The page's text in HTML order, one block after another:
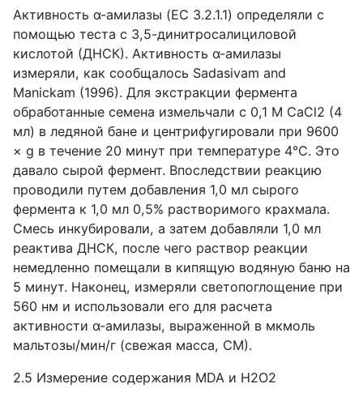
Активность α-амилазы (EC 3.2.1.1) определяли с
помощью теста с 3,5-динитросалициловой
кислотой (ДНСК). Активность α-амилазы
измеряли, как сообщалось Sadasivam and
Manickam (1996). Для экстракции фермента
обработанные семена измельчали с 0,1 M CaCl2 (4
мл) в ледяной бане и центрифугировали при 9600
× g в течение 20 минут при температуре 4°C. Это
давало сырой фермент. Впоследствии реакцию
проводили путем добавления 1,0 мл сырого
фермента к 1,0 мл 0,5% растворимого крахмала.
Смесь инкубировали, а затем добавляли 1,0 мл
реактива ДНСК, после чего раствор реакции
немедленно помещали в кипящую водяную баню на
5 минут. Наконец, измеряли светопоглощение при
560 нм и использовали его для расчета
активности α-амилазы, выраженной в мкмоль
мальтозы/мин/г (свежая масса, СМ).
2.5 Измерение содержания MDA и H2O2